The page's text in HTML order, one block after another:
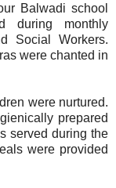
Balwadi school
during monthly
Social Workers.
were chanted in
were nurtured.
prepared
served during the
were provided